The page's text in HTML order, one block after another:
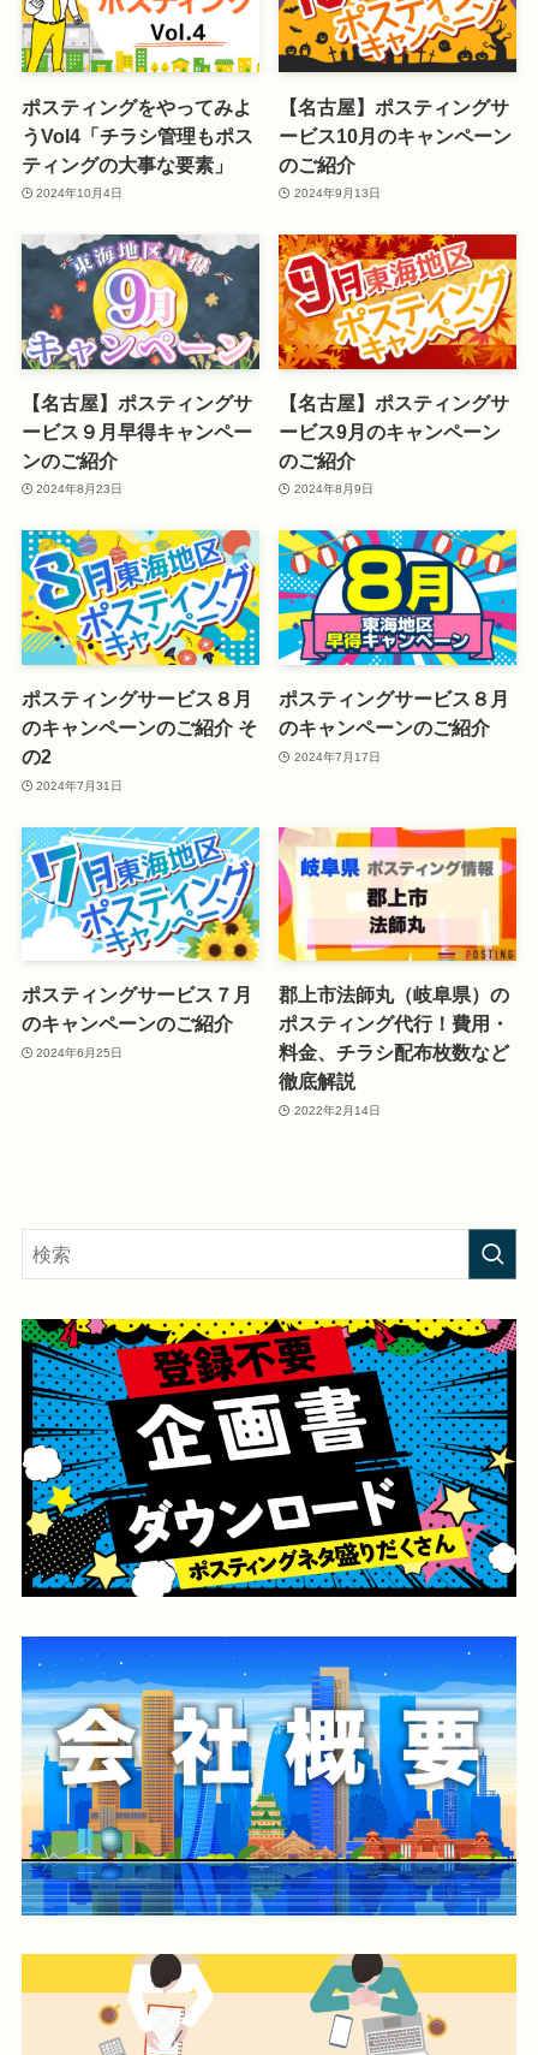
ポスティングをやってみよ
うVol4「チラシ管理もポス
ティングの大事な要素」
2024年10月4日
【名古屋】ポスティングサ
ービス10月のキャンペーン
のご紹介
2024年9月13日
【名古屋】ポスティングサ
ービス９月早得キャンペー
ンのご紹介
2024年8月23日
【名古屋】ポスティングサ
ービス9月のキャンペーン
のご紹介
2024年8月9日
ポスティングサービス８月
のキャンペーンのご紹介 そ
の2
2024年7月31日
ポスティングサービス８月
のキャンペーンのご紹介
2024年7月17日
ポスティングサービス７月
のキャンペーンのご紹介
2024年6月25日
郡上市法師丸（岐阜県）の
ポスティング代行！費用・
料金、チラシ配布枚数など
徹底解説
2022年2月14日